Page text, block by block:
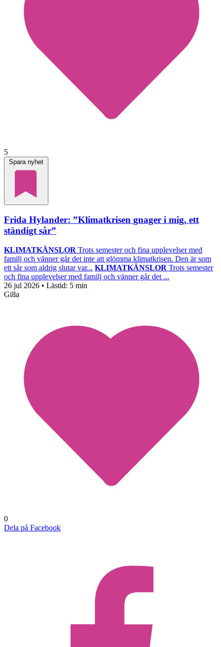
5
Spara nyhet
Frida Hylander: ”Klimatkrisen gnager i mig, ett
ständigt sår”
KLIMATKÄNSLOR Trots semester och fina upplevelser med
familj och vänner går det inte att glömma klimatkrisen. Den är som
ett sår som aldrig slutar var... KLIMATKÄNSLOR Trots semester
och fina upplevelser med familj och vänner går det ...
26 jul 2026 • Lästid: 5 min
Gilla
0
Dela på Facebook